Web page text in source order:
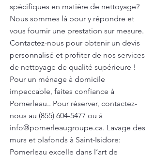
spécifiques en matière de nettoyage?
Nous sommes là pour y répondre et
vous fournir une prestation sur mesure.
Contactez-nous pour obtenir un devis
personnalisé et profiter de nos services
de nettoyage de qualité supérieure !
Pour un ménage à domicile
impeccable, faites confiance à
Pomerleau.. Pour réserver, contactez-
nous au (855) 604-5477 ou à
info@pomerleaugroupe.ca. Lavage des
murs et plafonds à Saint-Isidore:
Pomerleau excelle dans l’art de